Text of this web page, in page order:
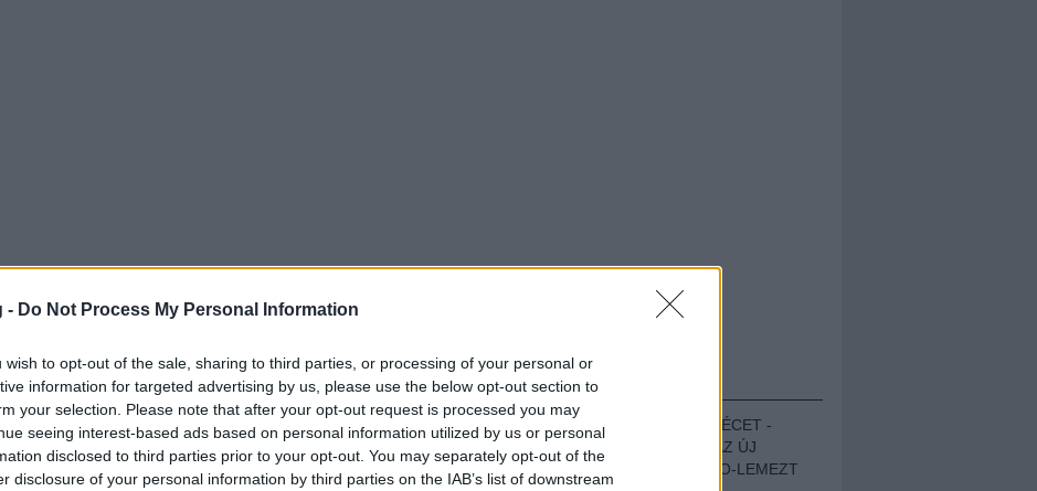
- Do Not Process My Personal Information
wish to opt-out of the sale, sharing to third parties, or processing of your personal or
information for targeted advertising by us, please use the below opt-out section to
your selection. Please note that after your opt-out request is processed you may
seeing interest-based ads based on personal information utilized by us or personal
disclosed to third parties prior to your opt-out. You may separately opt-out of the
disclosure of your personal information by third parties on the IAB’s list of downstream
EZT HALLGASD!
MEGUGROTTÁK A LÉCET -
MEGHALLGATTUK AZ ÚJ
PROTEST THE HERO-LEMEZT